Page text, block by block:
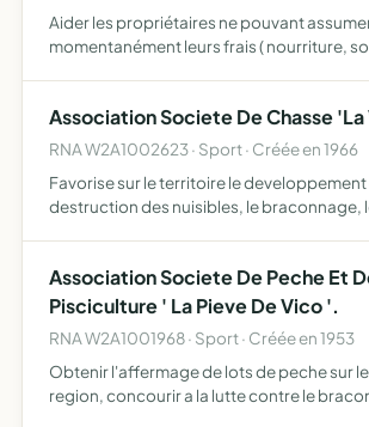
Aider les propriétaires ne pouvant
momentanément leurs frais ( nourriture,
ni s…
Association Societe De Chasse
RNA W2A1002623 · Sport · Créée en 1966
Favorise sur le territoire le developpement
destruction des nuisibles, le braconnage,
Association Societe De Peche Et
Pisciculture ' La Pieve De Vico '.
RNA W2A1001968 · Sport · Créée en 1953
Obtenir l'affermage de lots de peche sur
region, concourir a la lutte contre le